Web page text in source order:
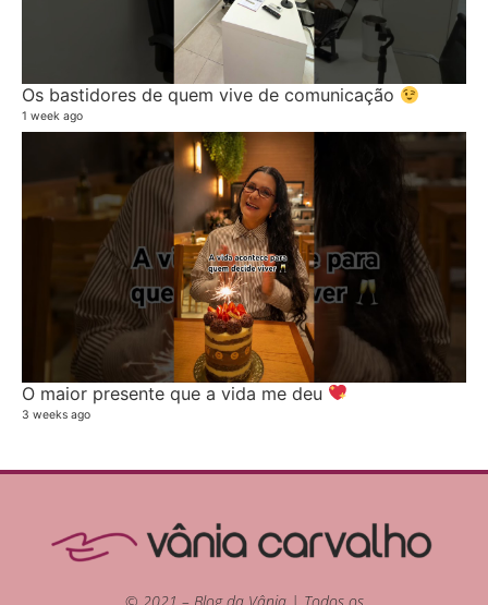
Os bastidores de quem vive de comunicação
1 week ago
O maior presente que a vida me deu
3 weeks ago